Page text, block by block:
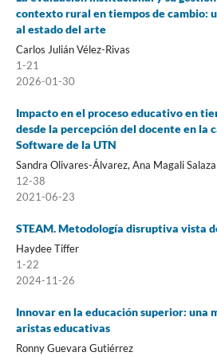
contexto rural en tiempos de cambio:
al estado del arte
Carlos Julián Vélez-Rivas
1-21
2026-01-30
Impacto en el proceso educativo en
desde la percepción del docente en la
Software de la UTN
Sandra Olivares-Álvarez, Ana Magali
12-38
2021-06-23
STEAM. Metodología disruptiva vista
Haydee Tiffer
1-22
2024-11-26
Innovar en la educación superior: una
aristas educativas
Ronny Guevara Gutiérrez